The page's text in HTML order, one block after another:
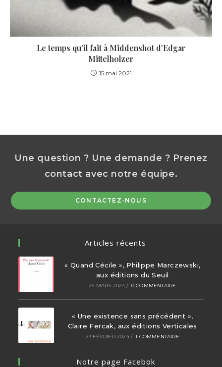
Le temps qu’il fait à Middenshot d’Edgar
Mittelholzer
15 mai 2021
Une question ? Une demande ? Prenez
contact avec notre équipe.
CONTACTEZ-NOUS
Articles récents
« Quand Cécile », Philippe Marczewski,
aux éditions du Seuil
25 MARS 2024 / 0 COMMENTAIRE
« Une existence sans précédent »,
Claire Fercak, aux éditions Verticales
23 FÉVRIER 2024 / 1 COMMENTAIRE
Notre page Facebok